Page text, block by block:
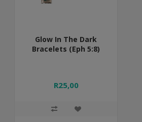
Glow In The Dark
Bracelets (Eph 5:8)
R25,00